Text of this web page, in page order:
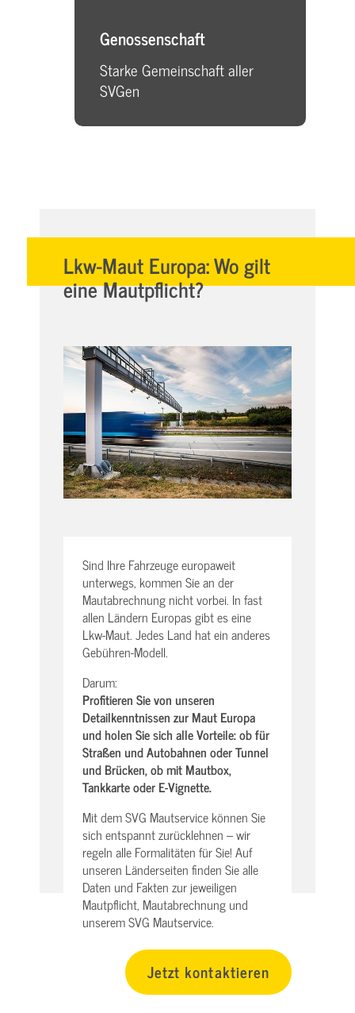
Genossenschaft
Starke Gemeinschaft aller
SVGen
Lkw-Maut Europa: Wo gilt
eine Mautpflicht?
Sind Ihre Fahrzeuge europaweit
unterwegs, kommen Sie an der
Mautabrechnung nicht vorbei. In fast
allen Ländern Europas gibt es eine
Lkw-Maut. Jedes Land hat ein anderes
Gebühren-Modell.
Darum:
Profitieren Sie von unseren
Detailkenntnissen zur Maut Europa
und holen Sie sich alle Vorteile: ob für
Straßen und Autobahnen oder Tunnel
und Brücken, ob mit Mautbox,
Tankkarte oder E-Vignette.
Mit dem SVG Mautservice können Sie
sich entspannt zurücklehnen – wir
regeln alle Formalitäten für Sie! Auf
unseren Länderseiten finden Sie alle
Daten und Fakten zur jeweiligen
Mautpflicht, Mautabrechnung und
unserem SVG Mautservice.
Jetzt kontaktieren